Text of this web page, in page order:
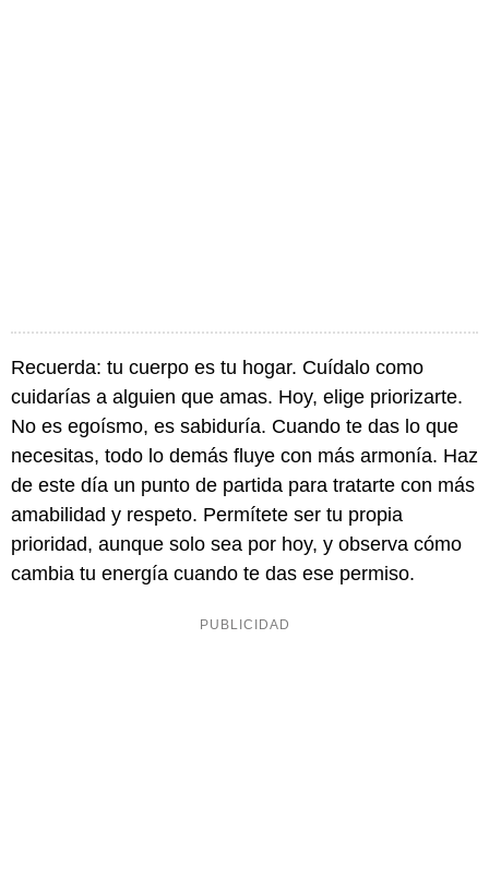
Recuerda: tu cuerpo es tu hogar. Cuídalo como
cuidarías a alguien que amas. Hoy, elige priorizarte.
No es egoísmo, es sabiduría. Cuando te das lo que
necesitas, todo lo demás fluye con más armonía. Haz
de este día un punto de partida para tratarte con más
amabilidad y respeto. Permítete ser tu propia
prioridad, aunque solo sea por hoy, y observa cómo
cambia tu energía cuando te das ese permiso.